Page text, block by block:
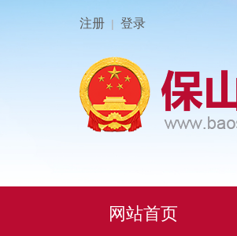
注册 | 登录
网站首页